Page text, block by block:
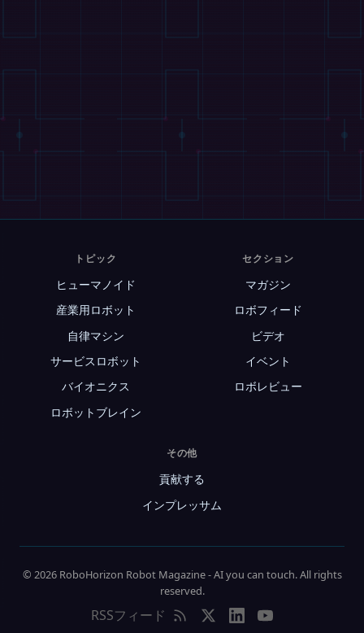
トピック
ヒューマノイド
産業用ロボット
自律マシン
サービスロボット
バイオニクス
ロボットブレイン
セクション
マガジン
ロボフィード
ビデオ
イベント
ロボレビュー
その他
貢献する
インプレッサム
© 2026 RoboHorizon Robot Magazine - AI you can touch. All rights
reserved.
RSSフィード